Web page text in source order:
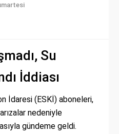
Su
İddiası
İdaresi (ESKİ) aboneleri,
nedeniyle
gündeme geldi.